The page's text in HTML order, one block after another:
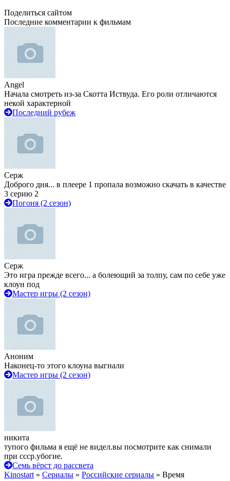
Поделиться сайтом
Последние комментарии к фильмам
Angel
Начала смотреть из-за Скотта Иствуда. Его роли отличаются
некой характерной
Последний рубеж
Серж
Доброго дня... в плеере 1 пропала возможно скачать в качестве
3 серию 2
Погоня (2 сезон)
Серж
Это игра прежде всего... а болеющий за толпу, сам по себе уже
клоун под
Мастер игры (2 сезон)
Аноним
Наконец-то этого клоуна выгнали
Мастер игры (2 сезон)
никита
тупого фильма я ещё не видел.вы посмотрите как снимали
при ссср.убогие.
Семь вёрст до рассвета
Kinostart » Сериалы » Российские сериалы » Время